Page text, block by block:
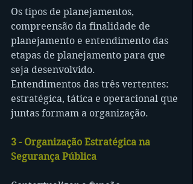
Os tipos de planejamentos,
compreensão da finalidade de
planejamento e entendimento das
etapas de planejamento para que
seja desenvolvido.
Entendimentos das três vertentes:
estratégica, tática e operacional que
juntas formam a organização.
3 - Organização Estratégica na
Segurança Pública